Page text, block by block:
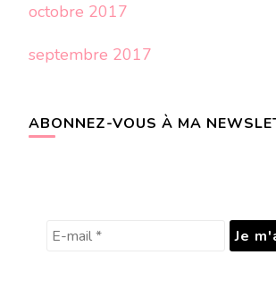
octobre 2017
septembre 2017
ABONNEZ-VOUS À MA